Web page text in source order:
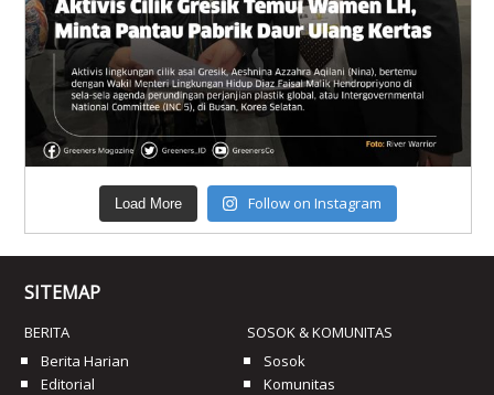
Load More Follow on Instagram
SITEMAP
BERITA
Berita Harian
Editorial
SOSOK & KOMUNITAS
Sosok
Komunitas